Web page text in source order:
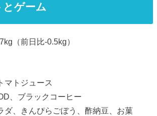
ゲーム
（前日比-0.5kg）
マトジュース
、ブラックコーヒー
ダ、きんぴらごぼう、酢納豆、お菓